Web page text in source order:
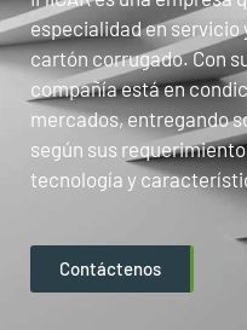
especialidad en servicio
cartón corrugado. Con
compañía está en
mercados, entregando
según sus
tecnología y
Contáctenos